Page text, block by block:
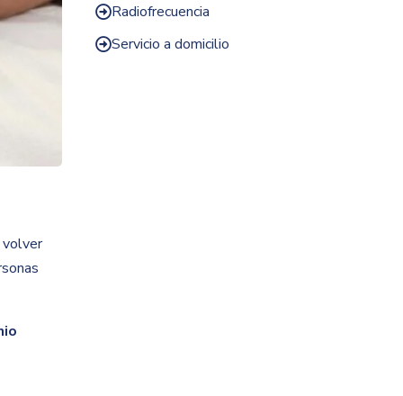
volver
Radiofrecuencia
Servicio a domicilio